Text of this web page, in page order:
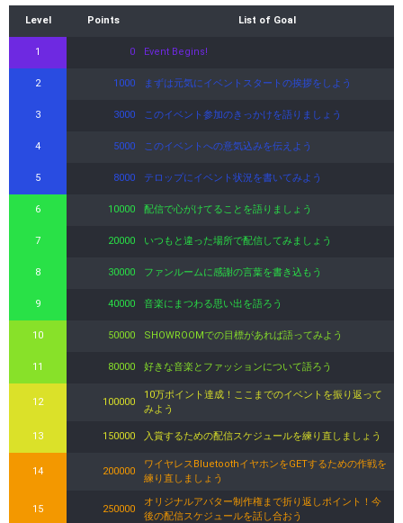
Level Points List of Goal
1 0 Event Begins!
2 1000 まずは元気にイベントスタートの挨拶をしよう
3 3000 このイベント参加のきっかけを語りましょう
4 5000 このイベントへの意気込みを伝えよう
5 8000 テロップにイベント状況を書いてみよう
6 10000 配信で心がけてることを語りましょう
7 20000 いつもと違った場所で配信してみましょう
8 30000 ファンルームに感謝の言葉を書き込もう
9 40000 音楽にまつわる思い出を語ろう
10 50000 SHOWROOMでの目標があれば語ってみよう
11 80000 好きな音楽とファッションについて語ろう
12 100000
10万ポイント達成！ここまでのイベントを振り返って
みよう
13 150000 入賞するための配信スケジュールを練り直しましょう
14 200000
ワイヤレスBluetoothイヤホンをGETするための作戦を
練り直しましょう
15 250000
オリジナルアバター制作権まで折り返しポイント！今
後の配信スケジュールを話し合おう